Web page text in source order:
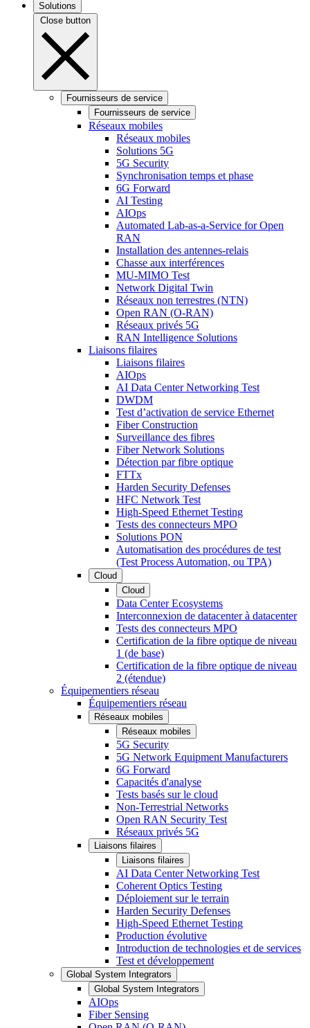
Solutions
Close button
Fournisseurs de service
Fournisseurs de service
Réseaux mobiles
Réseaux mobiles
Solutions 5G
5G Security
Synchronisation temps et phase
6G Forward
AI Testing
AIOps
Automated Lab-as-a-Service for Open
RAN
Installation des antennes-relais
Chasse aux interférences
MU-MIMO Test
Network Digital Twin
Réseaux non terrestres (NTN)
Open RAN (O-RAN)
Réseaux privés 5G
RAN Intelligence Solutions
Liaisons filaires
Liaisons filaires
AIOps
AI Data Center Networking Test
DWDM
Test d’activation de service Ethernet
Fiber Construction
Surveillance des fibres
Fiber Network Solutions
Détection par fibre optique
FTTx
Harden Security Defenses
HFC Network Test
High-Speed Ethernet Testing
Tests des connecteurs MPO
Solutions PON
Automatisation des procédures de test
(Test Process Automation, ou TPA)
Cloud
Cloud
Data Center Ecosystems
Interconnexion de datacenter à datacenter
Tests des connecteurs MPO
Certification de la fibre optique de niveau
1 (de base)
Certification de la fibre optique de niveau
2 (étendue)
Équipementiers réseau
Équipementiers réseau
Réseaux mobiles
Réseaux mobiles
5G Security
5G Network Equipment Manufacturers
6G Forward
Capacités d'analyse
Tests basés sur le cloud
Non-Terrestrial Networks
Open RAN Security Test
Réseaux privés 5G
Liaisons filaires
Liaisons filaires
AI Data Center Networking Test
Coherent Optics Testing
Déploiement sur le terrain
Harden Security Defenses
High-Speed Ethernet Testing
Production évolutive
Introduction de technologies et de services
Test et développement
Global System Integrators
Global System Integrators
AIOps
Fiber Sensing